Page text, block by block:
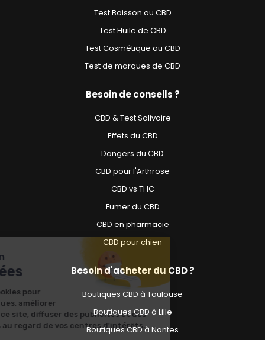
Test Boisson au CBD
Test Huile de CBD
Test Cosmétique au CBD
Test de marques de CBD
Besoin de conseils ?
CBD & Test Salivaire
Effets du CBD
Dangers du CBD
CBD pour l'Arthrose
CBD vs THC
Fumer du CBD
CBD en pharmacie
CBD pour chien
Besoin d'acheter du CBD ?
Boutiques CBD à Toulouse
Boutiques CBD à Lille
Boutiques CBD à Nantes
de vos données
Nous utilisons des cookies pour
réaliser des statistiques, améliorer
votre expérience sur ce site, diffuser des publicités et des
contenus pertinents au regard de vos centres d'intérêts.